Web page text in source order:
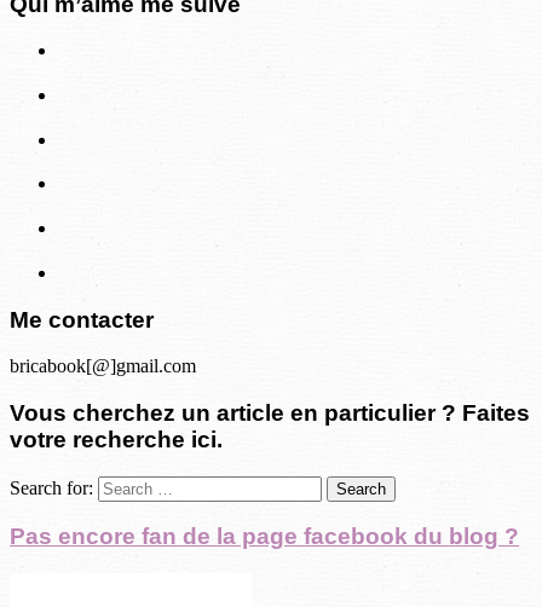
Me contacter
bricabook[@]gmail.com
Vous cherchez un article en particulier ? Faites
votre recherche ici.
Search for:
Pas encore fan de la page facebook du blog ?